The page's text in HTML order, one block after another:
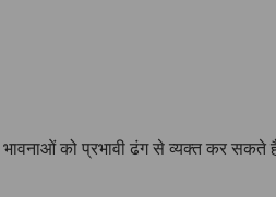
को प्रभावी ढंग से व्यक्त कर सकते